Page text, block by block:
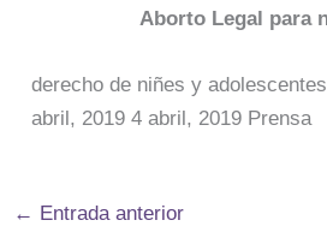
Aborto Legal para
derecho de niñes y
abril, 2019 4 abril, 2019 Prensa
← Entrada anterior